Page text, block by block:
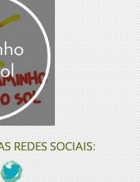
REDES SOCIAIS: